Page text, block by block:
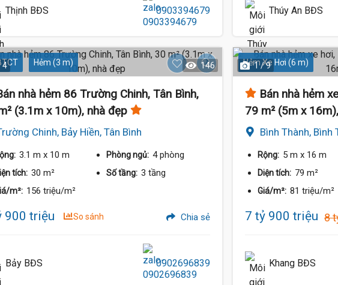
Thịnh BĐS 0903394679 Thúy An BĐS
Hẻm (3 m)
4 146
nhà hẻm 86 Trường Chinh, Tân Bình,
(3.1m x 10m), nhà đẹp
Chinh, Bảy Hiền, Tân Bình
3.1 m x 10 m Phòng ngủ: 4 phòng
tích: 30 m² Số tầng: 3 tầng
m²: 156 triệu/m²
900 triệu So sánh Chia sẻ
Bảy BĐS 0902696839
Hẻm Xe Hơi (6 m)
1 / 9
Bán nhà hẻm
79 m² (5m x
Bình Thành, Bình
Rộng: 5 m x 16 m
Diện tích: 79 m²
Giá/m²: 81 triệu/m²
7 tỷ 900 triệu 8
Khang BĐS
32.9 Tỷ
11.5 Tỷ